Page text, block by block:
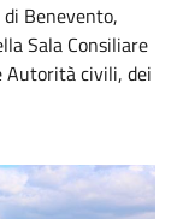
Benevento,
Sala Consiliare
Autorità civili, dei